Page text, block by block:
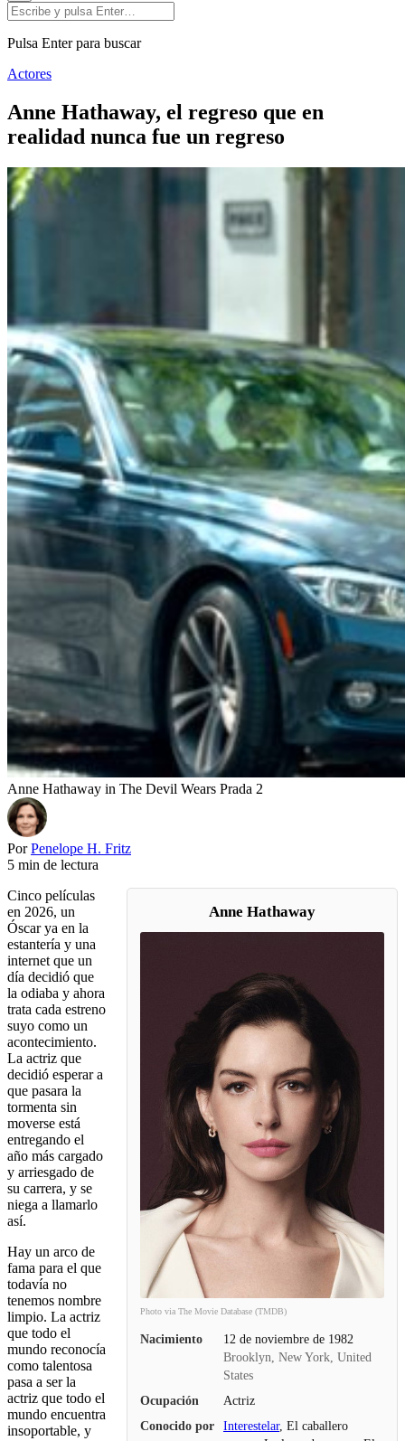
Pulsa Enter para buscar
Actores
Anne Hathaway, el regreso que en
realidad nunca fue un regreso
Anne Hathaway in The Devil Wears Prada 2
Por Penelope H. Fritz
5 min de lectura
Anne Hathaway
Photo via The Movie Database (TMDB)
Nacimiento
12 de noviembre de 1982
Brooklyn, New York, United
States
Ocupación
Actriz
Conocido por
Interestelar, El caballero
Cinco películas
en 2026, un
Óscar ya en la
estantería y una
internet que un
día decidió que
la odiaba y ahora
trata cada estreno
suyo como un
acontecimiento.
La actriz que
decidió esperar a
que pasara la
tormenta sin
moverse está
entregando el
año más cargado
y arriesgado de
su carrera, y se
niega a llamarlo
así.
Hay un arco de
fama para el que
todavía no
tenemos nombre
limpio. La actriz
que todo el
mundo reconocía
como talentosa
pasa a ser la
actriz que todo el
mundo encuentra
insoportable, y